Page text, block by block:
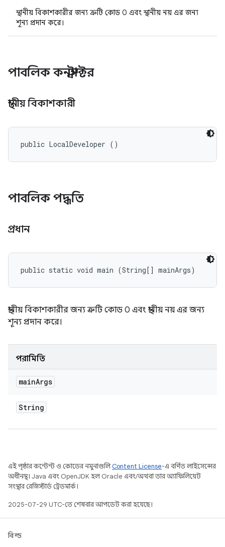
স্থানীয় বিকাশকারীর জন্য ত্রুটি কোড 0 এবং স্থানীয় নয় এর জন্য
শূন্য প্রদান করে।
পাবলিক কনস্ট্রাক্টর
স্থানীয় বিকাশকারী
public LocalDeveloper ()
পাবলিক পদ্ধতি
প্রধান
public static void main (String[] mainArgs)
স্থানীয় বিকাশকারীর জন্য ত্রুটি কোড 0 এবং স্থানীয় নয় এর জন্য
শূন্য প্রদান করে।
পরামিতি
mainArgs
String
এই পৃষ্ঠার কন্টেন্ট ও কোডের নমুনাগুলিContent License-এ বর্ণিত লাইসেন্সের
অধীনস্থ। Java এবং OpenJDK হল Oracle এবং/অথবা তার অ্যাফিলিয়েট
সংস্থার রেজিস্টার্ড ট্রেডমার্ক।
2025-07-29 UTC-তে শেষবার আপডেট করা হয়েছে।
বিল্ড